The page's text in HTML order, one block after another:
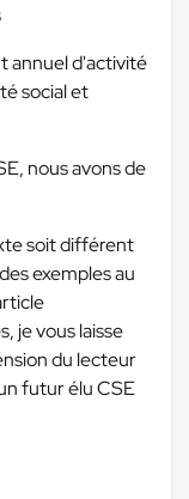
annuel d'activité
social et
nous avons de
soit différent
exemples au
je vous laisse
du lecteur
futur élu CSE